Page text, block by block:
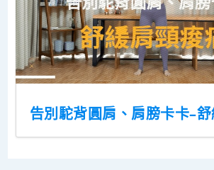
告別駝背圓肩、肩膀卡卡–